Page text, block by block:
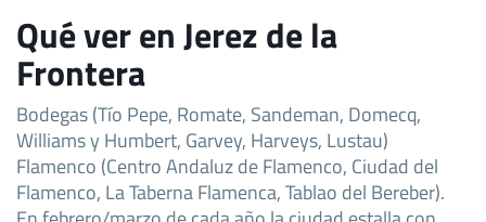
Qué ver en Jerez de la
Frontera
Bodegas (Tío Pepe, Romate, Sandeman, Domecq,
Williams y Humbert, Garvey, Harveys, Lustau)
Flamenco (Centro Andaluz de Flamenco, Ciudad del
Flamenco, La Taberna Flamenca, Tablao del Bereber).